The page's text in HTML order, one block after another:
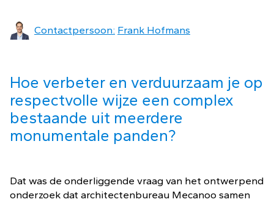
Contactpersoon: Frank Hofmans
Hoe verbeter en verduurzaam je op
respectvolle wijze een complex
bestaande uit meerdere
monumentale panden?
Dat was de onderliggende vraag van het ontwerpend
onderzoek dat architectenbureau Mecanoo samen